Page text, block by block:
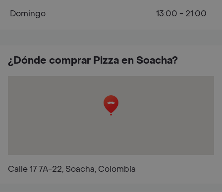
¿Dónde comprar Pizza en Soacha?
Calle 17 7A-22, Soacha, Colombia
Domingo
13:00 - 21:00